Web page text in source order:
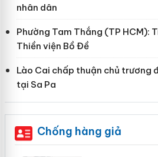
nhân dân
Phường Tam Thắng (TP HCM):
Thiền viện Bồ Đề
Lào Cai chấp thuận chủ trương
tại Sa Pa
Chống hàng giả